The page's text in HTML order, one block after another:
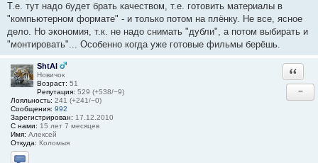
Т.е. тут надо будет брать качеством, т.е. готовить материалы в
"компьютерном формате" - и только потом на плёнку. Не все, ясное
дело. Но экономия, т.к. не надо снимать "дубли", а потом выбирать и
"монтировать"... Особенно когда уже готовые фильмы берёшь.
ShtAl
Новичок
Возраст: 51
Репутация: 529 (+538/−9)
Лояльность: 241 (+241/−0)
Сообщения: 992
Зарегистрирован: 17.12.2010
С нами: 15 лет 7 месяцев
Имя: Алексей
Откуда: Коломыя
−